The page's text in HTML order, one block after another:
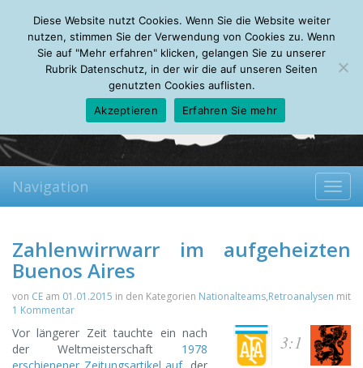
Friday, 07.08.2026
Mein Account
About Autoren Leseempfehlungen FAQ
Navigation
Zahlenwirrwarr im aufgeheizten
Buenos Aires
von CE am 01.01.2015 in den Kategorien Nationalteams,Retroanalysen mit
1 Kommentar
3:1
Vor längerer Zeit tauchte ein nach
der Weltmeisterschaft 1978
Diese Website nutzt Cookies. Wenn Sie die Website weiter
nutzen, stimmen Sie der Verwendung von Cookies zu. Wenn
Sie auf "Mehr erfahren" klicken, gelangen Sie zu unserer
Rubrik Datenschutz, in der wir die auf unseren Seiten
genutzten Cookies auflisten.
Akzeptieren
Erfahren Sie mehr